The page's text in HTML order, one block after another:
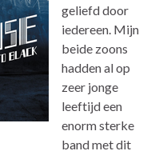
geliefd door
iedereen. Mijn
beide zoons
hadden al op
zeer jonge
leeftijd een
enorm sterke
band met dit